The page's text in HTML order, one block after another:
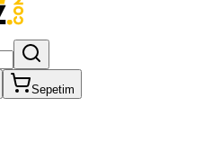
Sepetim